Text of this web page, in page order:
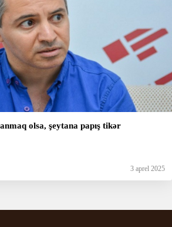
olsa, şeytana papış tikər
3 aprel 2025